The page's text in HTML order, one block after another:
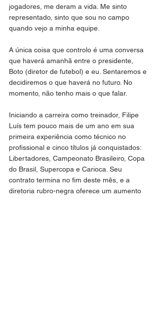
jogadores, me deram a vida. Me sinto
representado, sinto que sou no campo
quando vejo a minha equipe.
A única coisa que controlo é uma conversa
que haverá amanhã entre o presidente,
Boto (diretor de futebol) e eu. Sentaremos e
decidiremos o que haverá no futuro. No
momento, não tenho mais o que falar.
Iniciando a carreira como treinador, Filipe
Luís tem pouco mais de um ano em sua
primeira experiência como técnico no
profissional e cinco títulos já conquistados:
Libertadores, Campeonato Brasileiro, Copa
do Brasil, Supercopa e Carioca. Seu
contrato termina no fim deste mês, e a
diretoria rubro-negra oferece um aumento